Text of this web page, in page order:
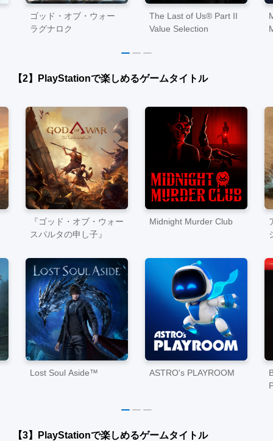
ゴッド・オブ・ウォー
ラグナロク
The Last of Us® Part II
Value Selection
【2】PlayStationで楽しめるゲームタイトル
『ゴッド・オブ・ウォー
スパルタの申し子』
Midnight Murder Club
Lost Soul Aside™ ASTRO's PLAYROOM
【3】PlayStationで楽しめるゲームタイトル